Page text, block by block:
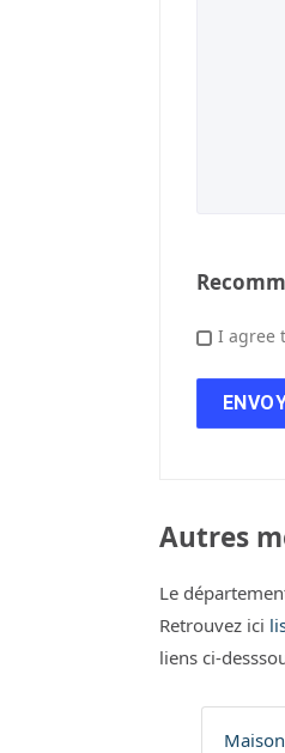
I agree
Autres
Le
Retrouvez ici
liens ci-